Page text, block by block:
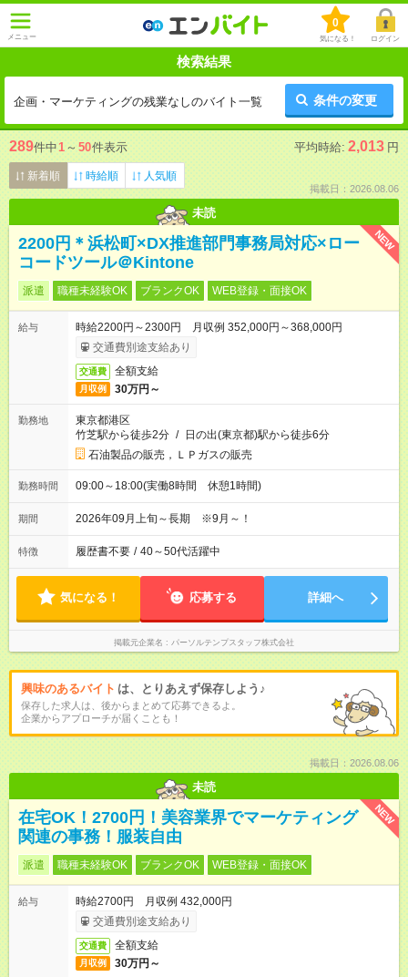
メニュー
0
気になる！ ログイン
検索結果
企画・マーケティングの残業なしのバイト一覧 条件の変更
289件中1 ～ 50件表示 平均時給: 2,013 円
新着順 時給順 人気順
掲載日：2026.08.06
未読
NEW
2200円＊浜松町×DX推進部門事務局対応×ロー
コードツール＠Kintone
派遣 職種未経験OK ブランクOK WEB登録・面接OK
給与
時給2200円～2300円 月収例 352,000円～368,000円
交通費別途支給あり
交通費 全額支給
月収例 30万円～
勤務地
東京都港区
竹芝駅から徒歩2分 / 日の出(東京都)駅から徒歩6分
石油製品の販売，ＬＰガスの販売
勤務時間 09:00～18:00(実働8時間 休憩1時間)
期間 2026年09月上旬～長期 ※9月～！
特徴 履歴書不要 / 40～50代活躍中
気になる！ 応募する 詳細へ
掲載元企業名 パーソルテンプスタッフ株式会社
興味のあるバイト は、とりあえず保存しよう♪
保存した求人は、後からまとめて応募できるよ。
企業からアプローチが届くことも！
掲載日：2026.08.06
未読
NEW
在宅OK！2700円！美容業界でマーケティング
関連の事務！服装自由
派遣 職種未経験OK ブランクOK WEB登録・面接OK
給与
時給2700円 月収例 432,000円
交通費別途支給あり
交通費 全額支給
月収例 30万円～